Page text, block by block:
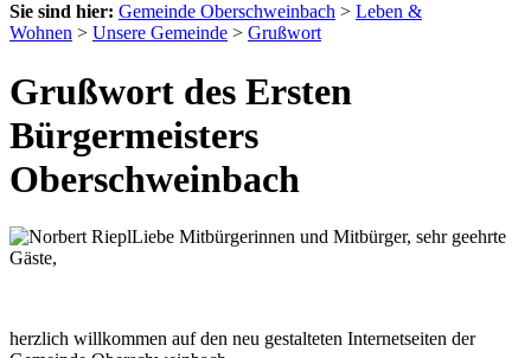
Sie sind hier: Gemeinde Oberschweinbach > Leben &
Wohnen > Unsere Gemeinde > Grußwort
Grußwort des Ersten
Bürgermeisters
Oberschweinbach
Liebe Mitbürgerinnen und Mitbürger, sehr geehrte
Gäste,
herzlich willkommen auf den neu gestalteten Internetseiten der